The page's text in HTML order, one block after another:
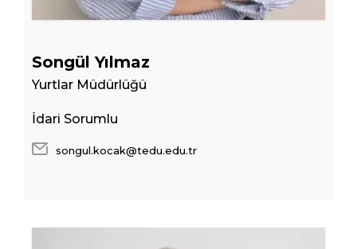
Songül Yılmaz
Yurtlar Müdürlüğü
İdari Sorumlu
songul.kocak@tedu.edu.tr